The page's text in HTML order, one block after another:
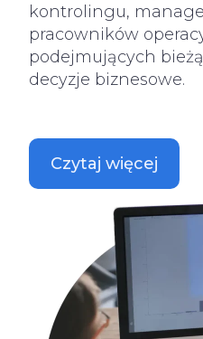
kontrolingu,
pracowników
podejmujących
decyzje biznesowe.
Czytaj więcej